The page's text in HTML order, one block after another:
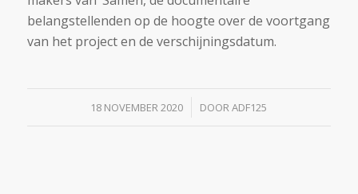
belangstellenden op de hoogte over de voortgang
van het project en de verschijningsdatum.
18 NOVEMBER 2020
/ DOORADF125